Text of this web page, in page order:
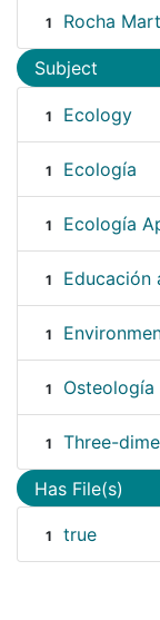
1 Rocha
Subject
1 Ecology
1 Ecología
1 Ecología
1 Educación
1
1 Osteología
1 Three-
Has File(s)
1 true